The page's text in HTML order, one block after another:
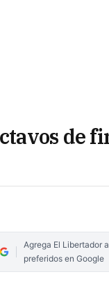
de
Agrega El Libertador
preferidos en Google